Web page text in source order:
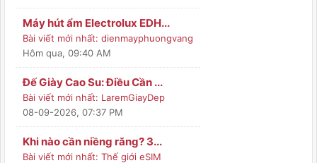
Máy hút ẩm Electrolux EDH...
Bài viết mới nhất: dienmayphuongvang
Hôm qua, 09:40 AM
Đế Giày Cao Su: Điều Cần ...
Bài viết mới nhất: LaremGiayDep
08-09-2026, 07:37 PM
Khi nào cần niềng răng? 3...
Bài viết mới nhất: Thế giới eSIM